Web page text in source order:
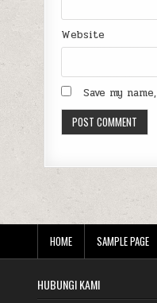
Website
Save my
HOME SAMPLE PAGE
HUBUNGI KAMI